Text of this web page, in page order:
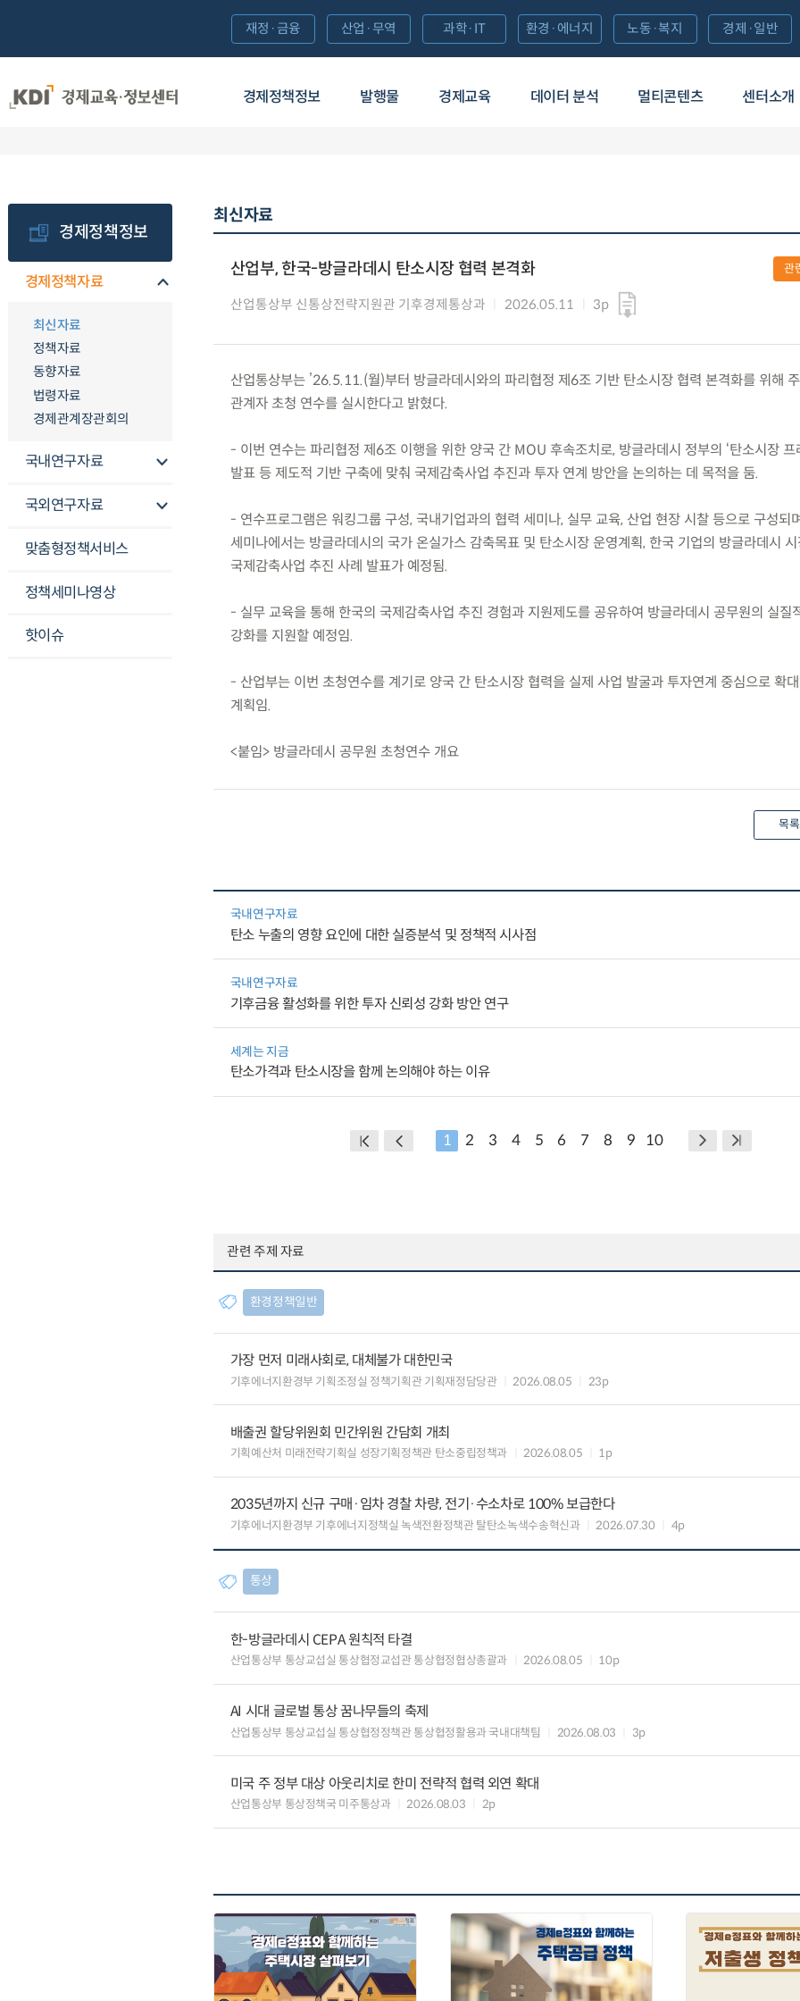
경제정책정보 발행물 경제교육 데이터 분석 멀티콘텐츠 센터소개
재정·금융 산업·무역 과학·IT 환경·에너지 노동·복지 경제·일반
경제정책정보
경제정책자료
최신자료
정책자료
동향자료
법령자료
경제관계장관회의
국내연구자료
국외연구자료
맞춤형정책서비스
정책세미나영상
핫이슈
최신자료
산업부, 한국-방글라데시 탄소시장 협력 본격화
산업통상부 신통상전략지원관 기후경제통상과 2026.05.11 3p
관
산업통상부는 ’26.5.11.(월)부터 방글라데시와의 파리협정 제6조 기반 탄소시장 협력 본격화를 위해
관계자 초청 연수를 실시한다고 밝혔다.
- 이번 연수는 파리협정 제6조 이행을 위한 양국 간 MOU 후속조치로, 방글라데시 정부의 ‘탄소시장 프
발표 등 제도적 기반 구축에 맞춰 국제감축사업 추진과 투자 연계 방안을 논의하는 데 목적을 둠.
- 연수프로그램은 워킹그룹 구성, 국내기업과의 협력 세미나, 실무 교육, 산업 현장 시찰 등으로 구성되
세미나에서는 방글라데시의 국가 온실가스 감축목표 및 탄소시장 운영계획, 한국 기업의 방글라데시
국제감축사업 추진 사례 발표가 예정됨.
- 실무 교육을 통해 한국의 국제감축사업 추진 경험과 지원제도를 공유하여 방글라데시 공무원의 실질
강화를 지원할 예정임.
- 산업부는 이번 초청연수를 계기로 양국 간 탄소시장 협력을 실제 사업 발굴과 투자연계 중심으로 확
계획임.
<붙임> 방글라데시 공무원 초청연수 개요
목록
국내연구자료
탄소 누출의 영향 요인에 대한 실증분석 및 정책적 시사점
국내연구자료
기후금융 활성화를 위한 투자 신뢰성 강화 방안 연구
세계는 지금
탄소가격과 탄소시장을 함께 논의해야 하는 이유
1 2 3 4 5 6 7 8 9 10
관련 주제 자료
환경정책일반
가장 먼저 미래사회로, 대체불가 대한민국
기후에너지환경부 기획조정실 정책기획관 기획재정담당관 2026.08.05 23p
배출권 할당위원회 민간위원 간담회 개최
기획예산처 미래전략기획실 성장기획정책관 탄소중립정책과 2026.08.05 1p
2035년까지 신규 구매·임차 경찰 차량, 전기·수소차로 100% 보급한다
기후에너지환경부 기후에너지정책실 녹색전환정책관 탈탄소녹색수송혁신과 2026.07.30 4p
통상
한-방글라데시 CEPA 원칙적 타결
산업통상부 통상교섭실 통상협정교섭관 통상협정협상총괄과 2026.08.05 10p
AI 시대 글로벌 통상 꿈나무들의 축제
산업통상부 통상교섭실 통상협정정책관 통상협정활용과 국내대책팀 2026.08.03 3p
미국 주 정부 대상 아웃리치로 한미 전략적 협력 외연 확대
산업통상부 통상정책국 미주통상과 2026.08.03 2p